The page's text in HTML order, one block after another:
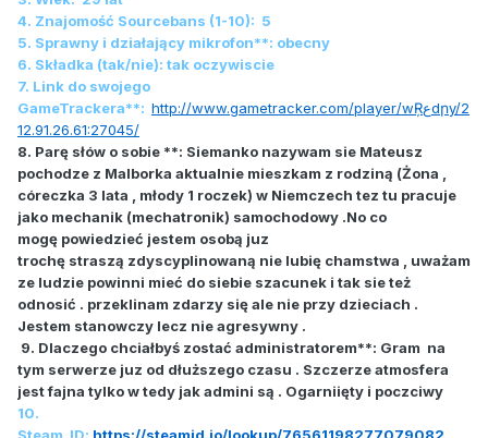
4. Znajomość Sourcebans (1-10): 5
5. Sprawny i działający mikrofon**: obecny
6. Składka (tak/nie): tak oczywiscie
7. Link do swojego
GameTrackera**: http://www.gametracker.com/player/wŖعdրy/2
12.91.26.61:27045/
8. Parę słów o sobie **: Siemanko nazywam sie Mateusz
pochodze z Malborka aktualnie mieszkam z rodziną (Żona ,
córeczka 3 lata , młody 1 roczek) w Niemczech tez tu pracuje
jako mechanik (mechatronik) samochodowy .No co
mogę powiedzieć jestem osobą juz
trochę straszą zdyscyplinowaną nie lubię chamstwa , uważam
ze ludzie powinni mieć do siebie szacunek i tak sie też
odnosić . przeklinam zdarzy się ale nie przy dzieciach .
Jestem stanowczy lecz nie agresywny .
9. Dlaczego chciałbyś zostać administratorem**: Gram na
tym serwerze juz od dłuższego czasu . Szczerze atmosfera
jest fajna tylko w tedy jak admini są . Ogarniięty i poczciwy
10.